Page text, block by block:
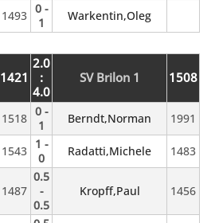
1493 0 -
1
Warkentin,Oleg
1421
2.0
:
4.0
SV Brilon 1 1508
1518 0 -
1
Berndt,Norman 1991
1543 1 -
0
Radatti,Michele 1483
1487
0.5
-
0.5
Kropff,Paul 1456